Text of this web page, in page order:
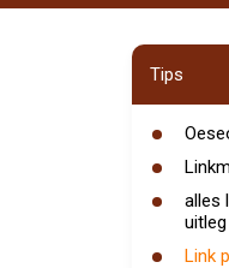
Tips
alles
uitleg
Link